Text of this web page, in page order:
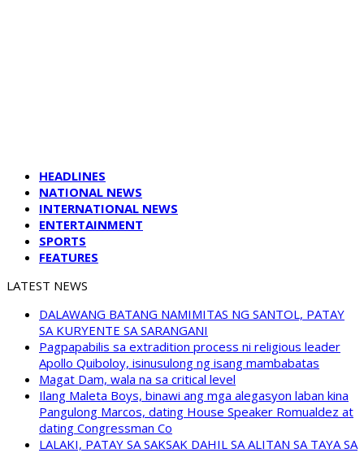
HEADLINES
NATIONAL NEWS
INTERNATIONAL NEWS
ENTERTAINMENT
SPORTS
FEATURES
LATEST NEWS
DALAWANG BATANG NAMIMITAS NG SANTOL, PATAY
SA KURYENTE SA SARANGANI
Pagpapabilis sa extradition process ni religious leader
Apollo Quiboloy, isinusulong ng isang mambabatas
Magat Dam, wala na sa critical level
Ilang Maleta Boys, binawi ang mga alegasyon laban kina
Pangulong Marcos, dating House Speaker Romualdez at
dating Congressman Co
LALAKI, PATAY SA SAKSAK DAHIL SA ALITAN SA TAYA SA